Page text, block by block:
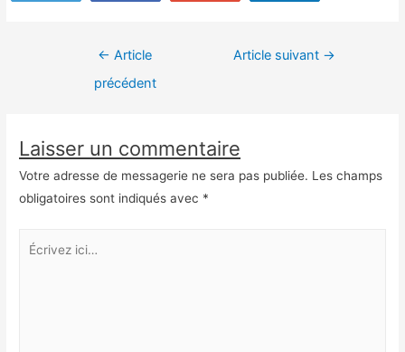
Navigation
← Article
précédent
Article suivant →
Laisser un commentaire
Votre adresse de messagerie ne sera pas publiée. Les champs
obligatoires sont indiqués avec *
Écrivez